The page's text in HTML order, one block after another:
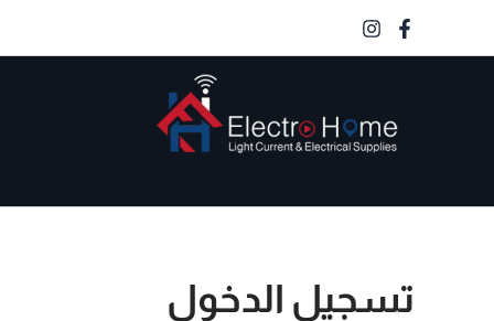
تسجيل الدخول